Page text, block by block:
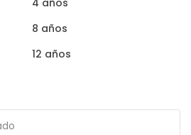
4 años
8 años
12 años